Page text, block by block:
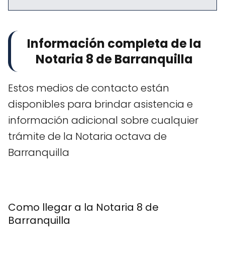
Información completa de la
Notaria 8 de Barranquilla
Estos medios de contacto están
disponibles para brindar asistencia e
información adicional sobre cualquier
trámite de la Notaria octava de
Barranquilla
Como llegar a la Notaria 8 de
Barranquilla